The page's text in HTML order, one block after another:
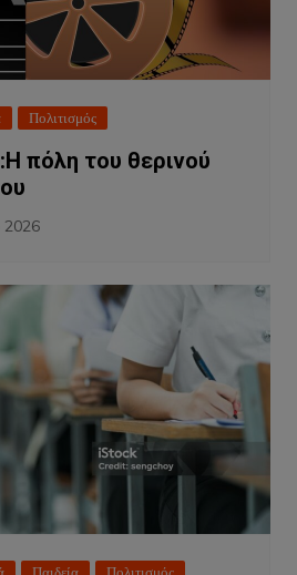
Πολιτισμός
πόλη του θερινού
2026